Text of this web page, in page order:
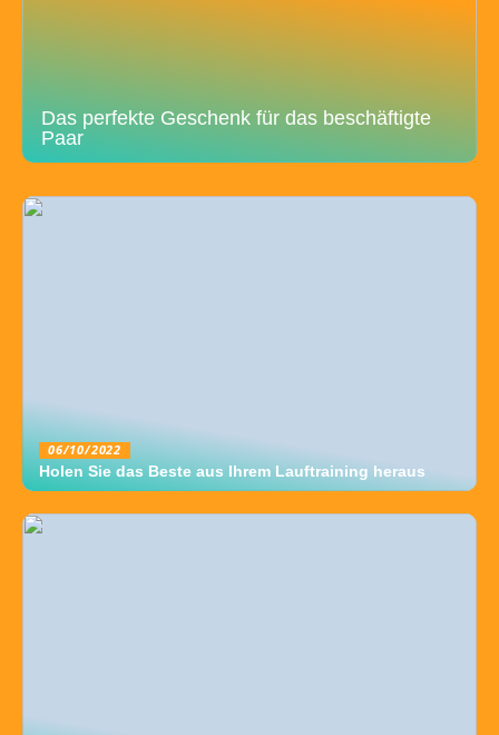
Das perfekte Geschenk für das beschäftigte
Paar
06/10/2022
Holen Sie das Beste aus Ihrem Lauftraining heraus